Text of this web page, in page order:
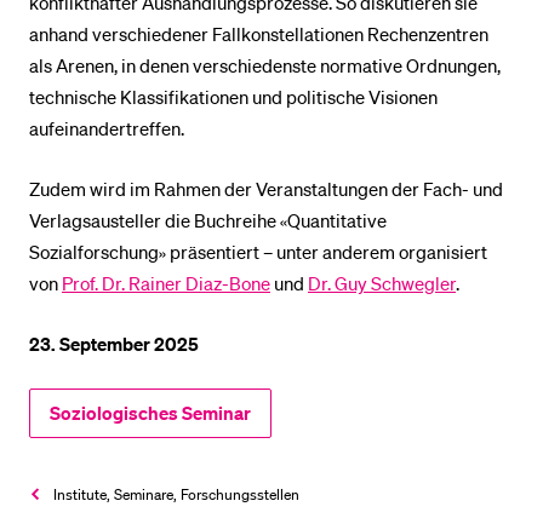
Institute, Seminare, Forschungsstellen
anhand verschiedener Fallkonstellationen Rechenzentren
als Arenen, in denen verschiedenste normative Ordnungen,
technische Klassifikationen und politische Visionen
aufeinandertreffen.
Zudem wird im Rahmen der Veranstaltungen der Fach- und
Verlagsausteller die Buchreihe «Quantitative
Sozialforschung» präsentiert – unter anderem organisiert
von Prof. Dr. Rainer Diaz-Bone und Dr. Guy Schwegler.
23. September 2025
Soziologisches Seminar